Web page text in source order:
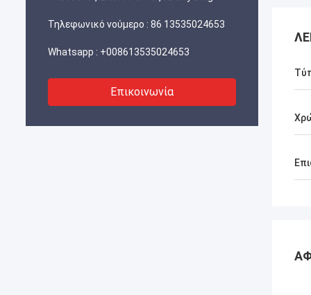
Τηλεφωνικό νούμερο : 86 13535024653
Whatsapp : +008613535024653
Επικοινωνία